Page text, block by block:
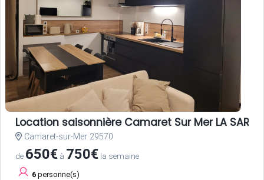
Location saisonnière Camaret Sur Mer LA
Camaret-sur-Mer 29570
de 650€ à 750€ la semaine
6 personne(s)